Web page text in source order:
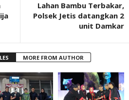
Lahan Bambu Terbakar,
Polsek Jetis datangkan 2
unit Damkar
MORE FROM AUTHOR